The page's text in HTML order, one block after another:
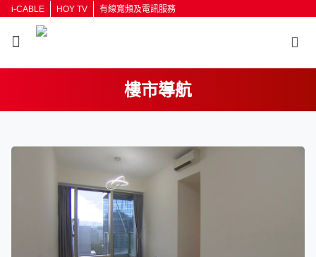
i-CABLE HOY TV 有線寬頻及電訊服務
樓市導航